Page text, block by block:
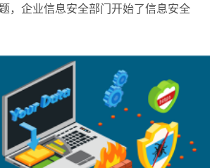
，企业信息安全部门开始了信息安全